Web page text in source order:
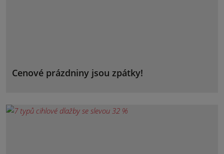
Cenové prázdniny jsou zpátky!